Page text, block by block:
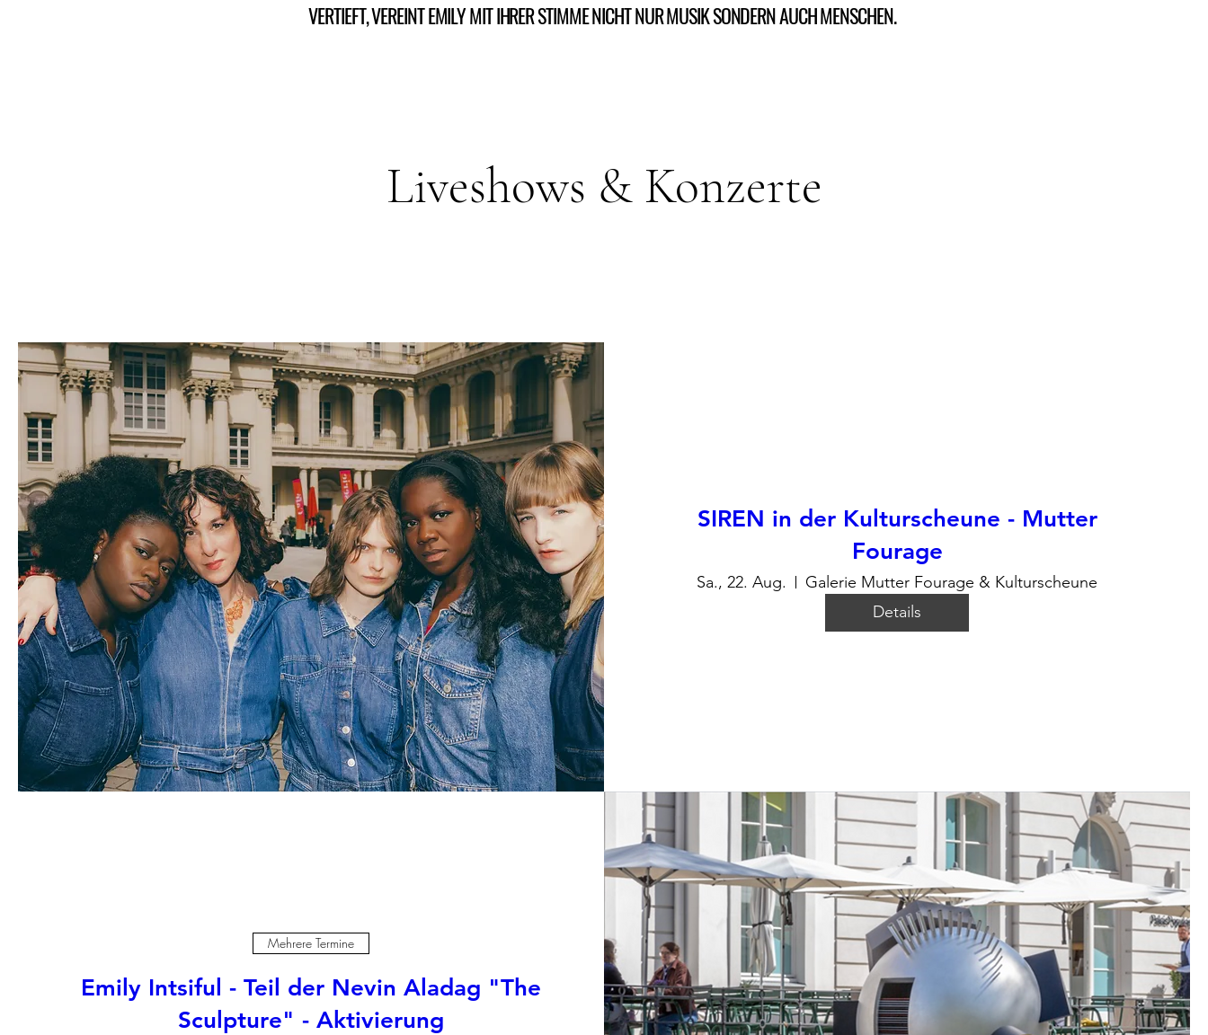
VERTIEFT, VEREINT EMILY MIT IHRER STIMME NICHT NUR MUSIK SONDERN AUCH MENSCHEN.
Liveshows & Konzerte
SIREN in der Kulturscheune - Mutter
Fourage
Sa., 22. Aug.
Galerie Mutter Fourage & Kulturscheune
Details
Mehrere Termine
Emily Intsiful - Teil der Nevin Aladag "The
Sculpture" - Aktivierung